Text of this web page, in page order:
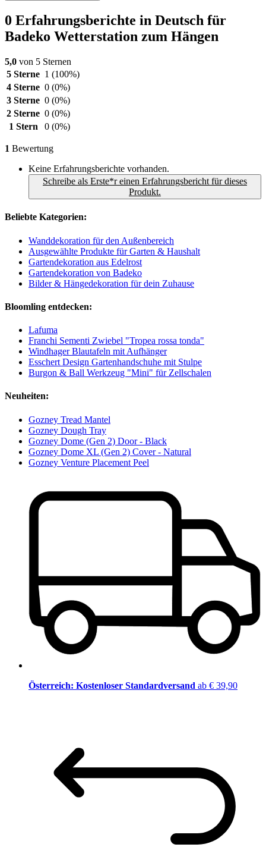
0 Erfahrungsberichte in Deutsch für
Badeko Wetterstation zum Hängen
5,0 von 5 Sternen
5 Sterne 1 (100%)
4 Sterne 0 (0%)
3 Sterne 0 (0%)
2 Sterne 0 (0%)
1 Stern
0 (0%)
1 Bewertung
Keine Erfahrungsberichte vorhanden.
Schreibe als Erste*r einen Erfahrungsbericht für dieses
Produkt.
Beliebte Kategorien:
Wanddekoration für den Außenbereich
Ausgewählte Produkte für Garten & Haushalt
Gartendekoration aus Edelrost
Gartendekoration von Badeko
Bilder & Hängedekoration für dein Zuhause
Bloomling entdecken:
Lafuma
Franchi Sementi Zwiebel "Tropea rossa tonda"
Windhager Blautafeln mit Aufhänger
Esschert Design Gartenhandschuhe mit Stulpe
Burgon & Ball Werkzeug "Mini" für Zellschalen
Neuheiten:
Gozney Tread Mantel
Gozney Dough Tray
Gozney Dome (Gen 2) Door - Black
Gozney Dome XL (Gen 2) Cover - Natural
Gozney Venture Placement Peel
Österreich: Kostenloser Standardversand ab € 39,90